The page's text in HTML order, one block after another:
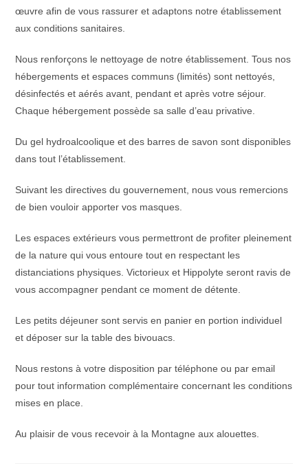
œuvre afin de vous rassurer et adaptons notre établissement
aux conditions sanitaires.
Nous renforçons le nettoyage de notre établissement. Tous nos
hébergements et espaces communs (limités) sont nettoyés,
désinfectés et aérés avant, pendant et après votre séjour.
Chaque hébergement possède sa salle d’eau privative.
Du gel hydroalcoolique et des barres de savon sont disponibles
dans tout l’établissement.
Suivant les directives du gouvernement, nous vous remercions
de bien vouloir apporter vos masques.
Les espaces extérieurs vous permettront de profiter pleinement
de la nature qui vous entoure tout en respectant les
distanciations physiques. Victorieux et Hippolyte seront ravis de
vous accompagner pendant ce moment de détente.
Les petits déjeuner sont servis en panier en portion individuel
et déposer sur la table des bivouacs.
Nous restons à votre disposition par téléphone ou par email
pour tout information complémentaire concernant les conditions
mises en place.
Au plaisir de vous recevoir à la Montagne aux alouettes.